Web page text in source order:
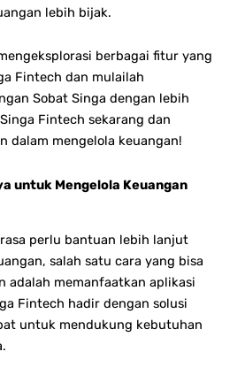
lebih bijak.
berbagai fitur yang
Fintech dan mulailah
Sobat Singa dengan lebih
Fintech sekarang dan
dalam mengelola keuangan!
untuk Mengelola Keuangan
perlu bantuan lebih lanjut
salah satu cara yang bisa
adalah memanfaatkan aplikasi
Fintech hadir dengan solusi
untuk mendukung kebutuhan